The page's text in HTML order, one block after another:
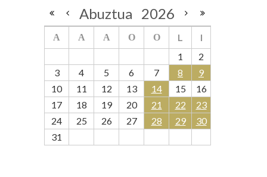
Abuztua 2026
A A A O O L
I
1
2
3
4 5 6 7 8
9
10
11 12 13 14 15
16
17
18 19 20 21 22
23
24
25 26 27 28 29
30
31